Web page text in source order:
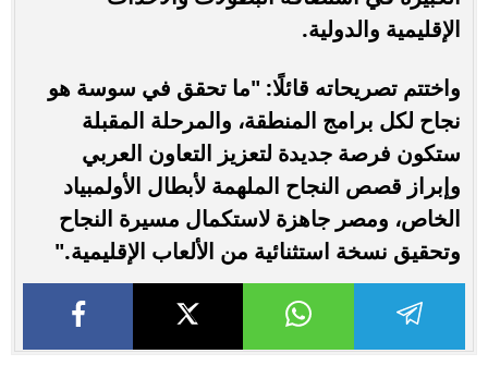
الإقليمية والدولية.
واختتم تصريحاته قائلًا: "ما تحقق في سوسة هو
نجاح لكل برامج المنطقة، والمرحلة المقبلة
ستكون فرصة جديدة لتعزيز التعاون العربي
وإبراز قصص النجاح الملهمة لأبطال الأولمبياد
الخاص، ومصر جاهزة لاستكمال مسيرة النجاح
وتحقيق نسخة استثنائية من الألعاب الإقليمية."